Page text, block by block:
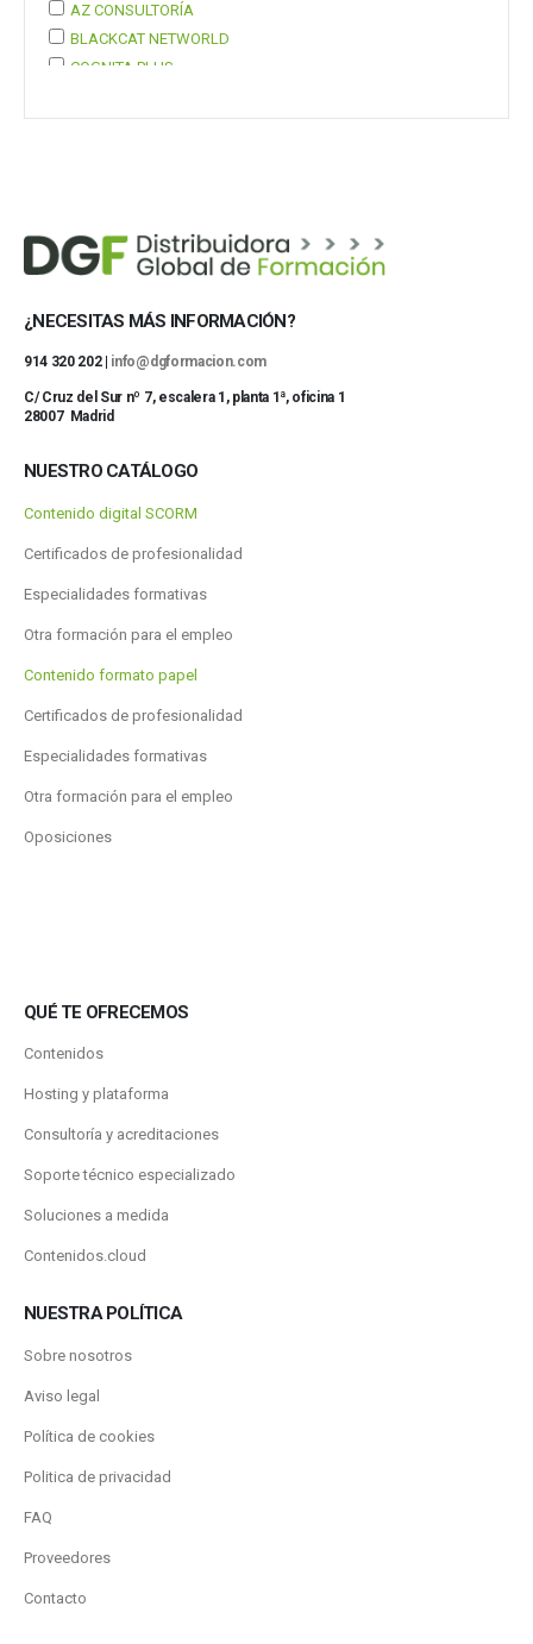
AZ CONSULTORÍA
BLACKCAT NETWORLD
COGNITA PLUS
Mostrar 37 más
¿NECESITAS MÁS INFORMACIÓN?
914 320 202 | info@dgformacion.com
C/ Cruz del Sur nº 7, escalera 1, planta 1ª, oficina 1
28007 Madrid
NUESTRO CATÁLOGO
Contenido digital SCORM
Certificados de profesionalidad
Especialidades formativas
Otra formación para el empleo
Contenido formato papel
Certificados de profesionalidad
Especialidades formativas
Otra formación para el empleo
Oposiciones
QUÉ TE OFRECEMOS
Contenidos
Hosting y plataforma
Consultoría y acreditaciones
Soporte técnico especializado
Soluciones a medida
Contenidos.cloud
NUESTRA POLÍTICA
Sobre nosotros
Aviso legal
Política de cookies
Politica de privacidad
FAQ
Proveedores
Contacto